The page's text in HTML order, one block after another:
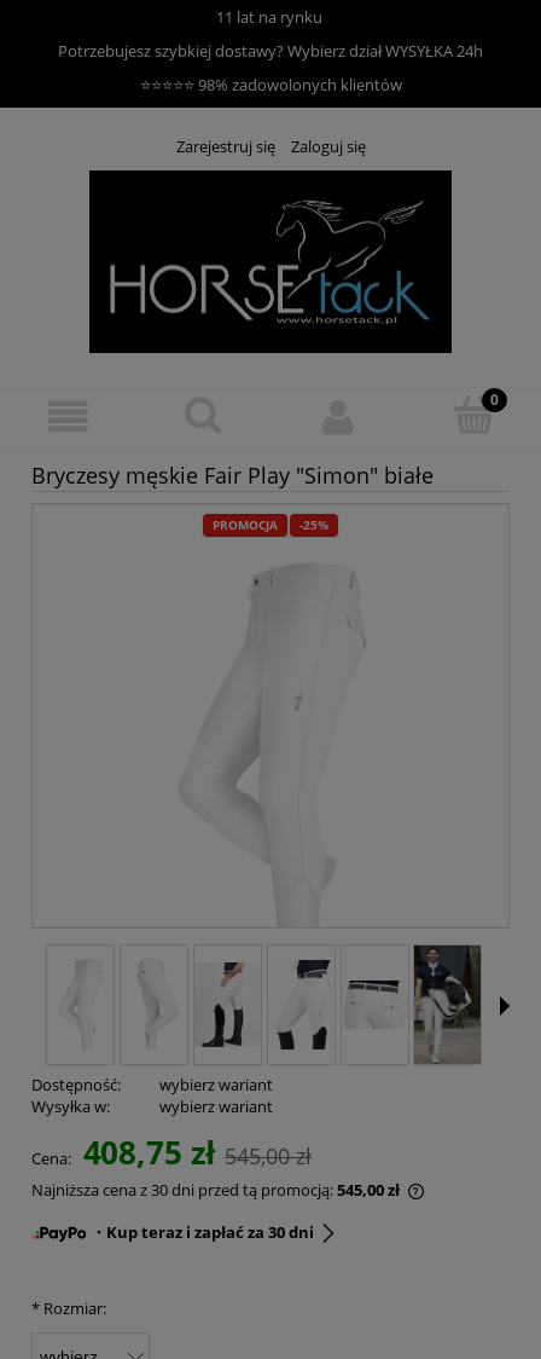
11 lat na rynku
Potrzebujesz szybkiej dostawy? Wybierz działWYSYŁKA 24h
⭐⭐⭐⭐⭐ 98% zadowolonych klientów
Zarejestruj się Zaloguj się
Bryczesy męskie Fair Play "Simon" białe
PROMOCJA -25%
Dostępność:
wybierz wariant
Wysyłka w:
wybierz wariant
Cena: 408,75 zł 545,00 zł
Najniższa cena z 30 dni przed tą promocją:545,00 zł
・Kup teraz i zapłać za 30 dni
* Rozmiar: